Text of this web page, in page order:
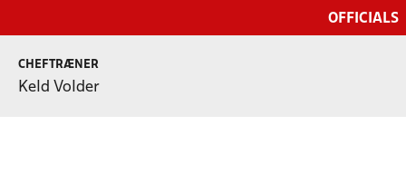
OFFICIALS
CHEFTRÆNER
Keld Volder